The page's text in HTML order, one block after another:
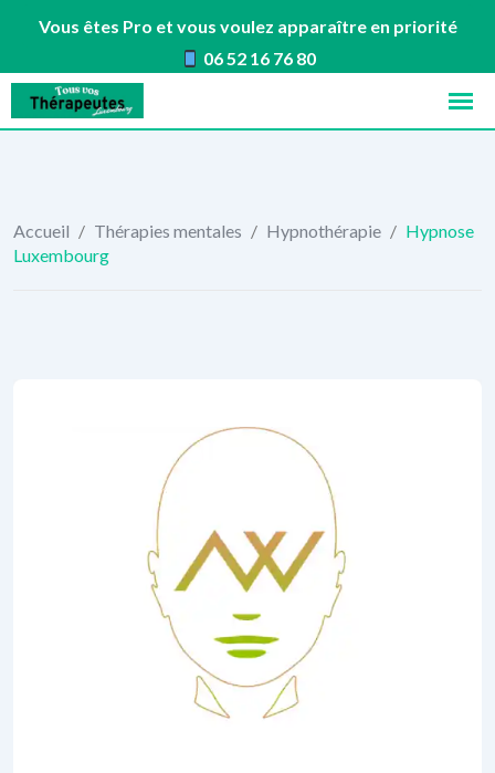
Vous êtes Pro et vous voulez apparaître en priorité
06 52 16 76 80
Skip
content
Accueil / Thérapies mentales / Hypnothérapie / Hypnose
Luxembourg